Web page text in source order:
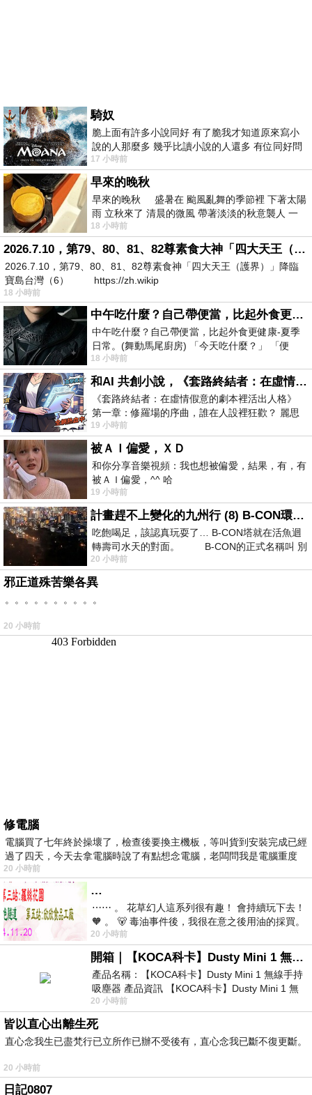
騎奴
脆上面有許多小說同好 有了脆我才知道原來寫小
說的人那麼多 幾乎比讀小說的人還多 有位同好問
了一個問題 她說為什麼高中文學獎的
17 小時前
早來的晚秋
早來的晚秋 盛暑在 颱風亂舞的季節裡 下著太陽
雨 立秋來了 清晨的微風 帶著淡淡的秋意襲人 一
下子 又被赤
18 小時前
2026.7.10，第79、80、81、82尊素食大神「四大天王（護界）」降臨寶島台灣（6）
2026.7.10，第79、80、81、82尊素食神「四大天王（護界）」降臨
寶島台灣（6） https://zh.wikip
18 小時前
中午吃什麼？自己帶便當，比起外食更健康-夏季日常。(舞動馬尾廚房)
中午吃什麼？自己帶便當，比起外食更健康-夏季
日常。(舞動馬尾廚房) 「今天吃什麼？」 「便
當？麵？還是炒飯？」 每天都在選擇
18 小時前
和AI 共創小說，《套路終結者：在虛情假意的劇本裡活出人格》
《套路終結者：在虛情假意的劇本裡活出人格》
第一章：修羅場的序曲，誰在人設裡狂歡？ 麗思
卡爾頓酒店的總統套房內，燈光昏
19 小時前
被ＡＩ偏愛，ＸＤ
和你分享音樂視頻：我也想被偏愛，結果，有，有
被ＡＩ偏愛，^^ 哈
19 小時前
計畫趕不上變化的九州行 (8) B-CON環球塔
吃飽喝足，該認真玩耍了… B-CON塔就在活魚迴
轉壽司水天的對面。 B-CON的正式名稱叫 別
20 小時前
邪正道殊苦樂各異
。。。。。。。。。。
20 小時前
修電腦
電腦買了七年終於操壞了，檢查後要換主機板，等叫貨到安裝完成已經
過了四天，今天去拿電腦時說了有點想念電腦，老闆問我是電腦重度
20 小時前
…
⋯⋯ 。 花草幻人這系列很有趣！ 會持續玩下去！
🧡 。 🐻 毒油事件後，我很在意之後用油的採買。
前天購買了我之前就很愛
20 小時前
開箱｜【KOCA科卡】Dusty Mini 1 無線手持吸塵器
產品名稱：【KOCA科卡】Dusty Mini 1 無線手持
吸塵器 產品資訊 【KOCA科卡】Dusty Mini 1 無
線手持吸塵器評語： 能吸、能吹兼具兩
20 小時前
皆以直心出離生死
直心念我生已盡梵行已立所作已辦不受後有，直心念我已斷不復更斷。
20 小時前
日記0807